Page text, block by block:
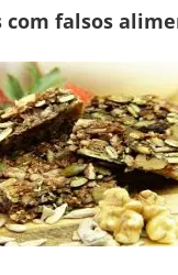
com falsos